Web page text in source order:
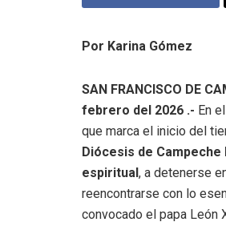
Por Karina Gómez
SAN FRANCISCO DE
febrero del 2026 .- En
que marca el inicio del
Diócesis de
espiritual, a detenerse
reencontrarse con lo
convocado el papa León